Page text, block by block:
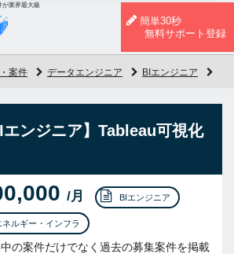
が業界最大級
簡単30秒
無料サポート登録
案件 データエンジニア BIエンジニア
エンジニア】Tableau可視化
/月 BIエンジニア
ネルギー・インフラ
の案件だけでなく過去の募集案件を掲載